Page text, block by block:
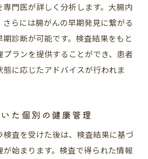
専門医が詳しく分析します。大腸内
らには腸がんの早期発見に繋がる
期診断が可能です。検査結果をもと
プランを提供することができ、患者
に応じたアドバイスが行われま
た個別の健康管理
検査を受けた後は、検査結果に基づ
が始まります。検査で得られた情報